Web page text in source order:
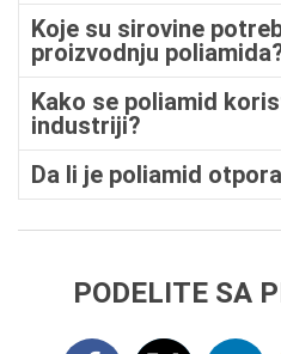
Koje su sirovine
proizvodnju
Kako se poliamid
industriji?
Da li je poliamid
PODELITE SA